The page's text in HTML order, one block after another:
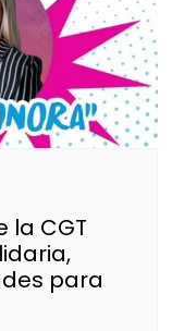
la CGT
para